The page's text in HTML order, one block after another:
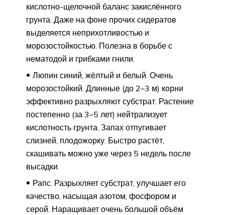
кислотно-щелочной баланс закислённого
грунта. Даже на фоне прочих сидератов
выделяется неприхотливостью и
морозостойкостью. Полезна в борьбе с
нематодой и грибками гнили.
Люпин синий, жёлтый и белый. Очень
морозостойкий. Длинные (до 2–3 м) корни
эффективно разрыхляют субстрат. Растение
постепенно (за 3–5 лет) нейтрализует
кислотность грунта. Запах отпугивает
слизней, плодожорку. Быстро растёт,
скашивать можно уже через 5 недель после
высадки.
Рапс. Разрыхляет субстрат, улучшает его
качество, насыщая азотом, фосфором и
серой. Наращивает очень большой объём